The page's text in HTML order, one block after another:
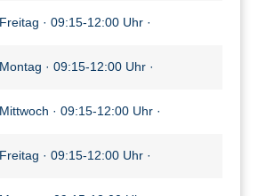
Freitag · 09:15-12:00 Uhr ·
Montag · 09:15-12:00 Uhr ·
Mittwoch · 09:15-12:00 Uhr ·
Freitag · 09:15-12:00 Uhr ·